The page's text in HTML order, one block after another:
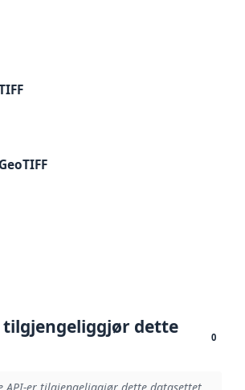
tilgjengeliggjør dette
0